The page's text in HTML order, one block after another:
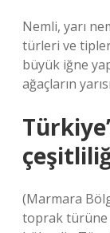
Nemli, yarı
türleri ve
büyük iğne
ağaçların
(Marmara
toprak türüne